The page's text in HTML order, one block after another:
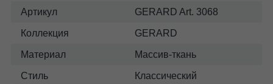
Артикул GERARD Art. 3068
Коллекция GERARD
Материал Массив-ткань
Стиль Классический